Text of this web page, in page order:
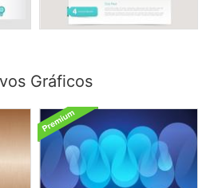
Gráficos